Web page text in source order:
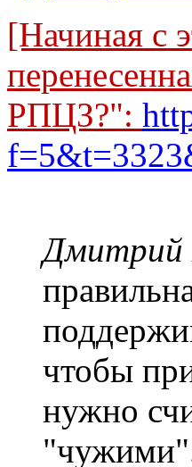
[Начиная с
РПЦЗ?":
Дмитрий
чтобы
нужно